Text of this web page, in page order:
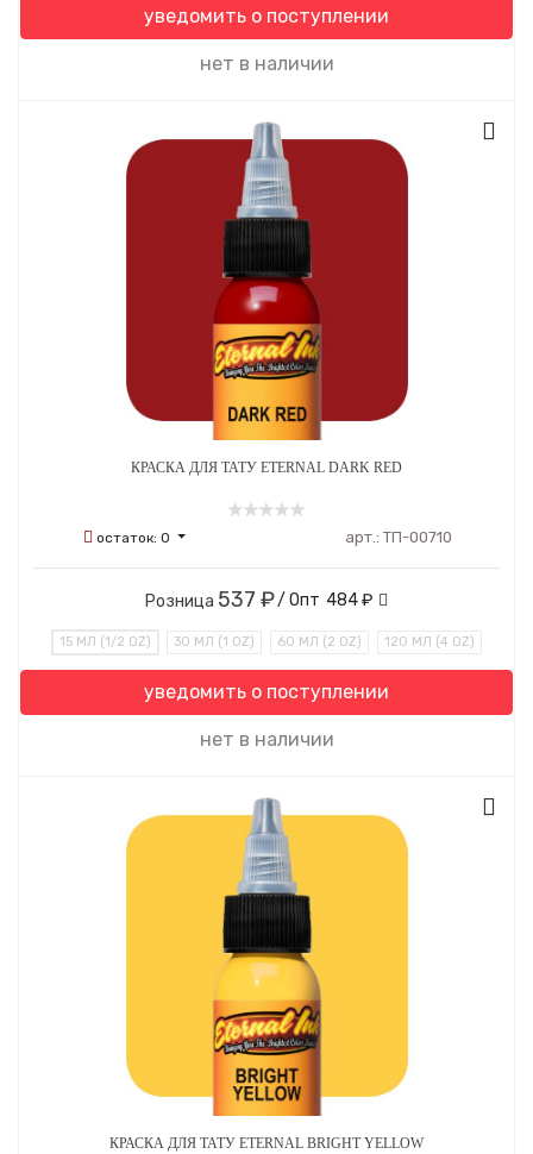
уведомить о поступлении
нет в наличии
КРАСКА ДЛЯ ТАТУ ETERNAL DARK RED
остаток: 0 арт.: ТП-00710
Розница 537 ₽/ Опт 484 ₽
15 МЛ (1/2 OZ) 30 МЛ (1 OZ) 60 МЛ (2 OZ) 120 МЛ (4 OZ)
уведомить о поступлении
нет в наличии
КРАСКА ДЛЯ ТАТУ ETERNAL BRIGHT YELLOW